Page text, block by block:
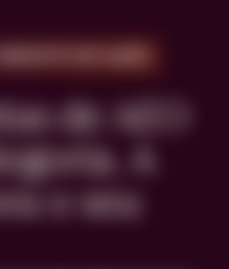
de AEO
A
o seu